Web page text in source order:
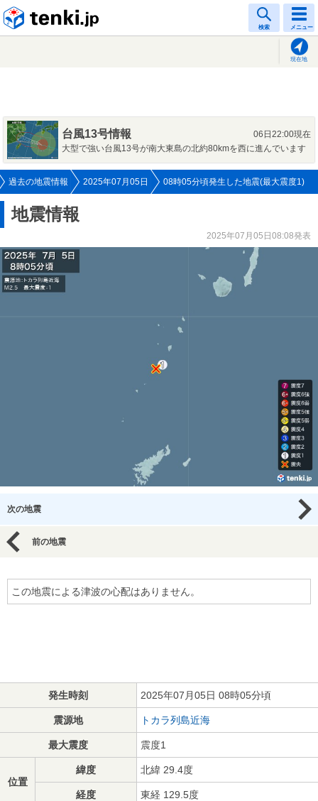
検索 メニュー
現在地
台風13号情報
06日22:00現在
大型で強い台風13号が南大東島の北約80kmを西に進んでいます
過去の地震情報 2025年07月05日 08時05分頃発生した地震(最大震度1)
地震情報
2025年07月05日08:08発表
次の地震
前の地震
この地震による津波の心配はありません。
発生時刻 2025年07月05日 08時05分頃
震源地 トカラ列島近海
最大震度 震度1
位置
緯度 北緯 29.4度
経度 東経 129.5度